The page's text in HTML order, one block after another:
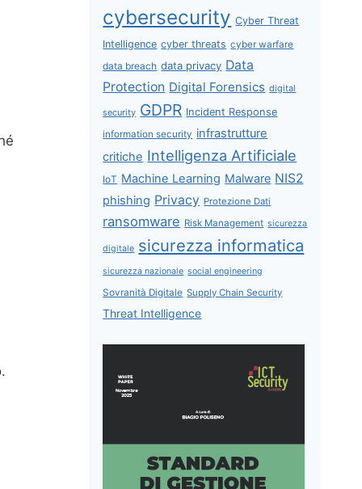
cybersecurity Cyber Threat
Intelligence cyber threats cyber warfare
data breach data privacy Data
Protection Digital Forensics digital
security GDPR Incident Response
information security infrastrutture
critiche Intelligenza Artificiale
IoT Machine Learning Malware NIS2
phishing Privacy Protezione Dati
ransomware Risk Management sicurezza
digitale sicurezza informatica
sicurezza nazionale social engineering
Sovranità Digitale Supply Chain Security
Threat Intelligence